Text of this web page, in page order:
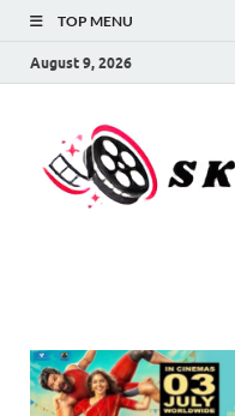
TOP MENU
August 9, 2026